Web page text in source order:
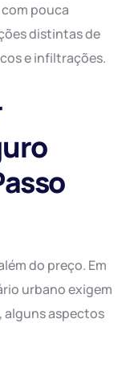
pouca
distintas de
e infiltrações.
do preço. Em
urbano exigem
alguns aspectos